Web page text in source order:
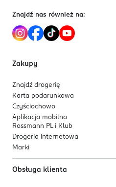
Znajdź nas również na:
Zakupy
Znajdź drogerię
Karta podarunkowa
Czyściochowo
Aplikacja mobilna
Rossmann PL i Klub
Drogeria internetowa
Marki
Obsługa klienta